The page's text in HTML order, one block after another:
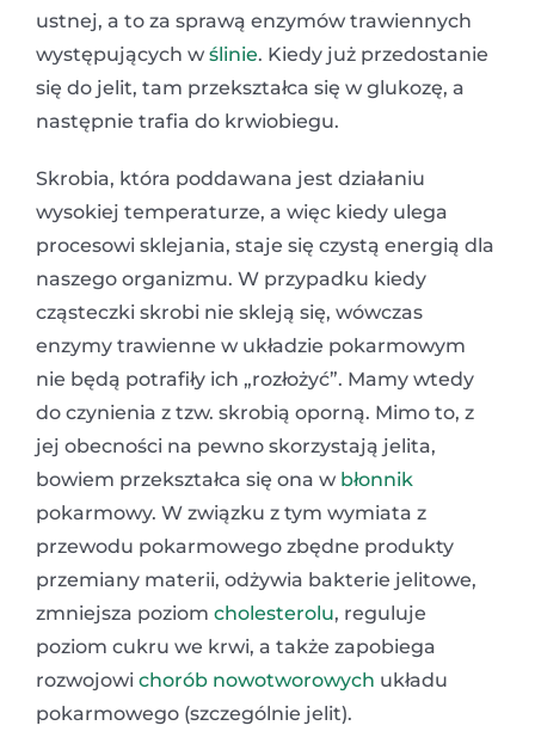
ustnej, a to za sprawą enzymów trawiennych
występujących w ślinie. Kiedy już przedostanie
się do jelit, tam przekształca się w glukozę, a
następnie trafia do krwiobiegu.
Skrobia, która poddawana jest działaniu
wysokiej temperaturze, a więc kiedy ulega
procesowi sklejania, staje się czystą energią dla
naszego organizmu. W przypadku kiedy
cząsteczki skrobi nie skleją się, wówczas
enzymy trawienne w układzie pokarmowym
nie będą potrafiły ich „rozłożyć”. Mamy wtedy
do czynienia z tzw. skrobią oporną. Mimo to, z
jej obecności na pewno skorzystają jelita,
bowiem przekształca się ona w błonnik
pokarmowy. W związku z tym wymiata z
przewodu pokarmowego zbędne produkty
przemiany materii, odżywia bakterie jelitowe,
zmniejsza poziom cholesterolu, reguluje
poziom cukru we krwi, a także zapobiega
rozwojowi chorób nowotworowych układu
pokarmowego (szczególnie jelit).